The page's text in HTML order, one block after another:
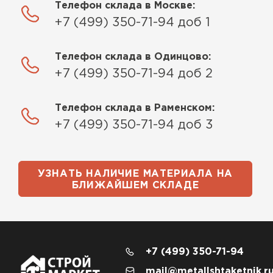
Телефон склада в Москве:
+7 (499) 350-71-94 доб 1
Телефон склада в Одинцово:
+7 (499) 350-71-94 доб 2
Телефон склада в Раменском:
+7 (499) 350-71-94 доб 3
УЗНАТЬ НАЛИЧИЕ МАТЕРИАЛА НА
БЛИЖАЙШЕМ СКЛАДЕ
+7 (499) 350-71-94
mail@metallshtaketnik.ru